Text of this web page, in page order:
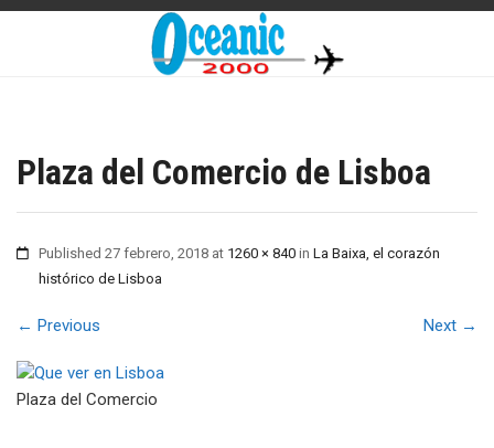
Plaza del Comercio de Lisboa
Published 27 febrero, 2018 at 1260 × 840 in La Baixa, el corazón
histórico de Lisboa
← Previous Next →
Plaza del Comercio